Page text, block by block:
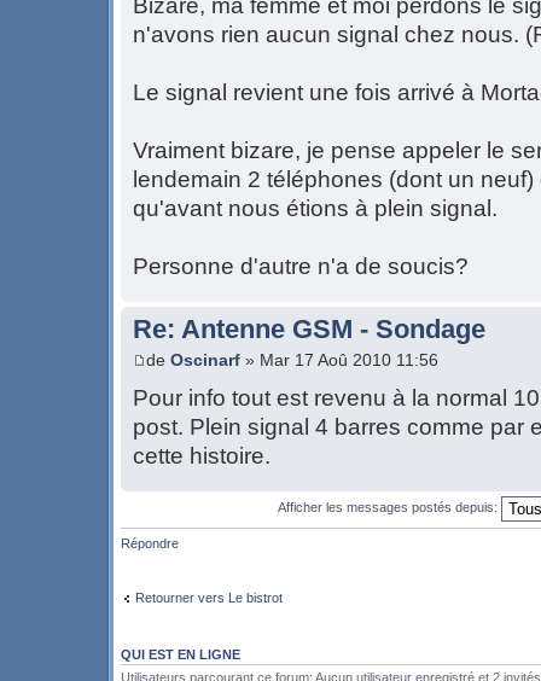
Bizare, ma femme et moi perdons le
n'avons rien aucun signal chez nous.
Le signal revient une fois arrivé à
Vraiment bizare, je pense appeler le
lendemain 2 téléphones (dont un
qu'avant nous étions à plein signal.
Personne d'autre n'a de soucis?
Re: Antenne GSM - Sondage
de Oscinarf » Mar 17 Aoû 2010 11:56
Pour info tout est revenu à la normal
post. Plein signal 4 barres comme par
cette histoire.
Afficher les messages postés depuis:
Répondre
Retourner vers Le bistrot
QUI EST EN LIGNE
Utilisateurs parcourant ce forum: Aucun utilisateur enregistré et 2 invités